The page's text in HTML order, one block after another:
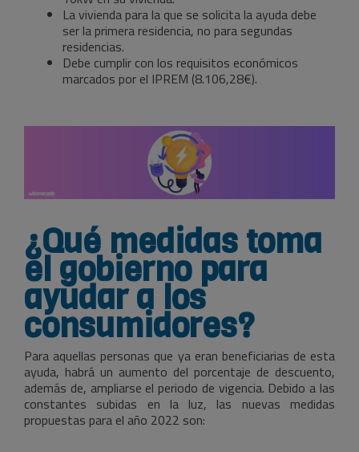
La vivienda para la que se solicita la ayuda debe
ser la primera residencia, no para segundas
residencias.
Debe cumplir con los requisitos económicos
marcados por el IPREM (8.106,28€).
¿Qué medidas toma
el gobierno para
ayudar a los
consumidores?
Para aquellas personas que ya eran beneficiarias de esta
ayuda, habrá un aumento del porcentaje de descuento,
además de, ampliarse el periodo de vigencia. Debido a las
constantes subidas en la luz, las nuevas medidas
propuestas para el año 2022 son: